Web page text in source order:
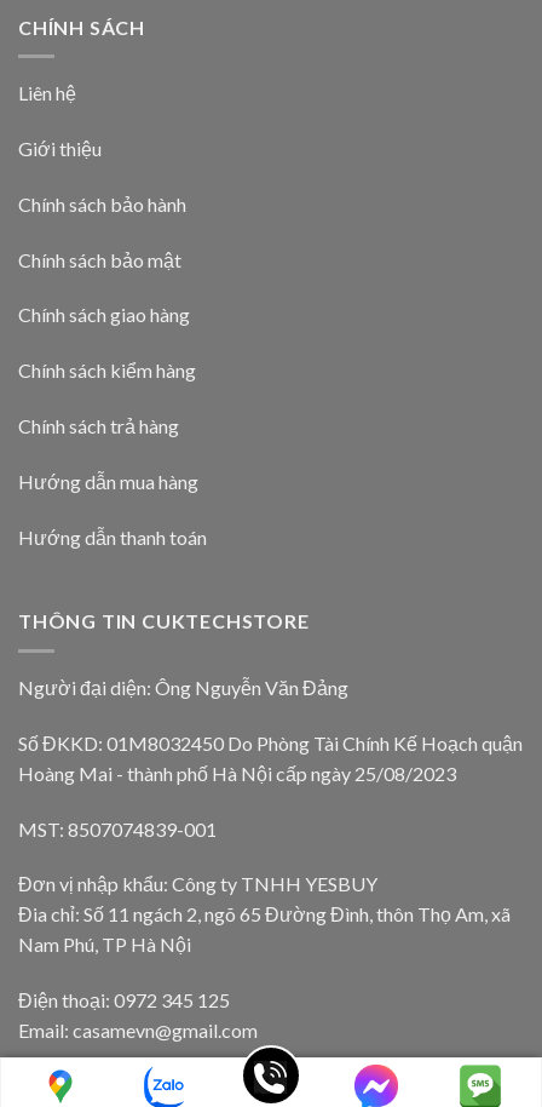
CHÍNH SÁCH
Liên hệ
Giới thiệu
Chính sách bảo hành
Chính sách bảo mật
Chính sách giao hàng
Chính sách kiểm hàng
Chính sách trả hàng
Hướng dẫn mua hàng
Hướng dẫn thanh toán
THÔNG TIN CUKTECHSTORE
Người đại diện: Ông Nguyễn Văn Đảng
Số ĐKKD: 01M8032450 Do Phòng Tài Chính Kế Hoạch quận
Hoàng Mai - thành phố Hà Nội cấp ngày 25/08/2023
MST: 8507074839-001
Đơn vị nhập khẩu: Công ty TNHH YESBUY
Đia chỉ: Số 11 ngách 2, ngõ 65 Đường Đình, thôn Thọ Am, xã
Nam Phú, TP Hà Nội
Điện thoại: 0972 345 125
Email: casamevn@gmail.com